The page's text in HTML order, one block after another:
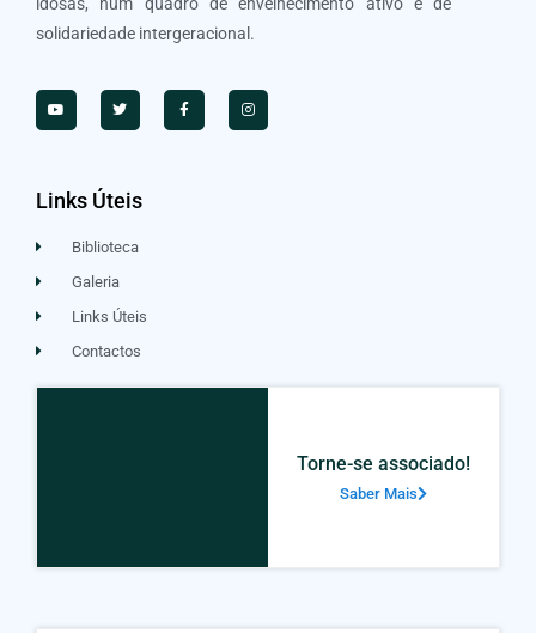
solidariedade intergeracional.
Links Úteis
Biblioteca
Galeria
Links Úteis
Contactos
Torne-se associado!
Saber Mais